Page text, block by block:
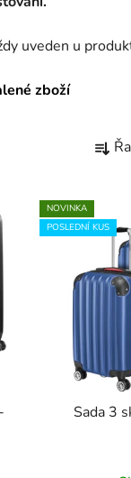
uveden u
zboží
a
e
n
p
r
d
u
t
NOVINKA
POSLEDNÍ KUS
Sada 3